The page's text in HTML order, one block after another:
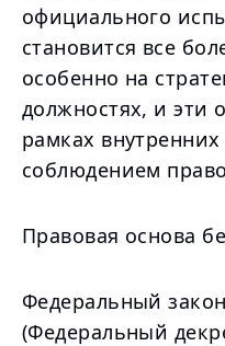
официального
становится все
особенно на
должностях, и эти
рамках
соблюдением
Правовая основа
Федеральный
(Федеральный